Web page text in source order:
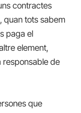
contractes
quan tots sabem
paga el
element,
responsable de
que